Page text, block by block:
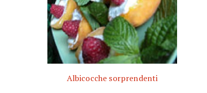
Albicocche sorprendenti